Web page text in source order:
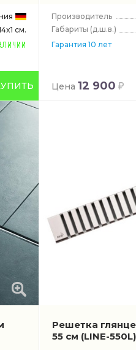
см.
Производитель
Габариты (д.ш.в.)
Гарантия 10 лет
Цена 12 900
Решетка
55 см (LINE-550L)